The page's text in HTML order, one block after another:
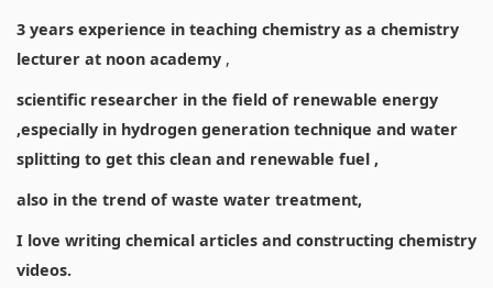
3 years experience in teaching chemistry as a chemistry
lecturer at noon academy ,
scientific researcher in the field of renewable energy
,especially in hydrogen generation technique and water
splitting to get this clean and renewable fuel ,
also in the trend of waste water treatment,
I love writing chemical articles and constructing chemistry
videos.